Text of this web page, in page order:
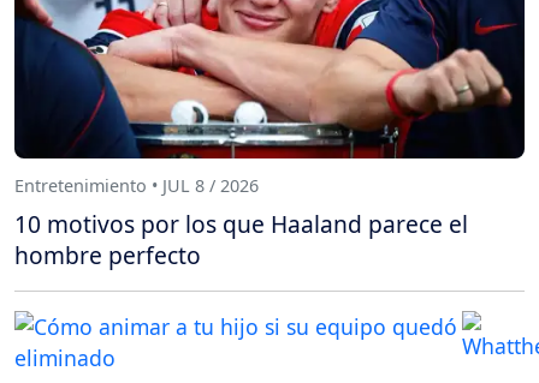
Entretenimiento • JUL 8 / 2026
10 motivos por los que Haaland parece el
hombre perfecto